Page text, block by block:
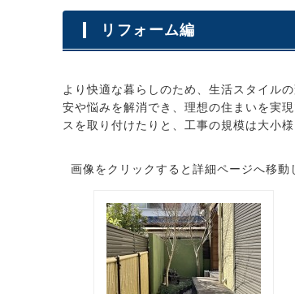
リフォーム編
より快適な暮らしのため、生活スタイル
安や悩みを解消でき、理想の住まいを実
スを取り付けたりと、工事の規模は大小
画像をクリックすると詳細ページへ移動